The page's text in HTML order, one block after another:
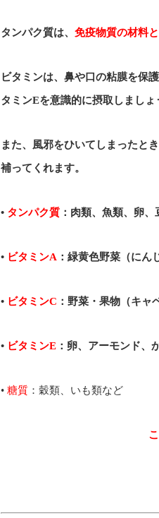
タンパク質は、 免疫物質の材料
ビタミンは、鼻や口の粘膜を保
タミンEを意識的に摂取しましょ
また、風邪をひいてしまったと
補ってくれます。
• タンパク質 ：肉類、魚類、卵、
• ビタミンA ：緑黄色野菜（にん
• ビタミンC ：野菜・果物（キャ
• ビタミンE ：卵、アーモンド、
• 糖質 ：穀類、いも類など